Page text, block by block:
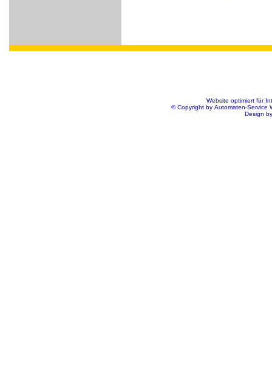
Website optimiert für
© Copyright by Automaten-Service
Design